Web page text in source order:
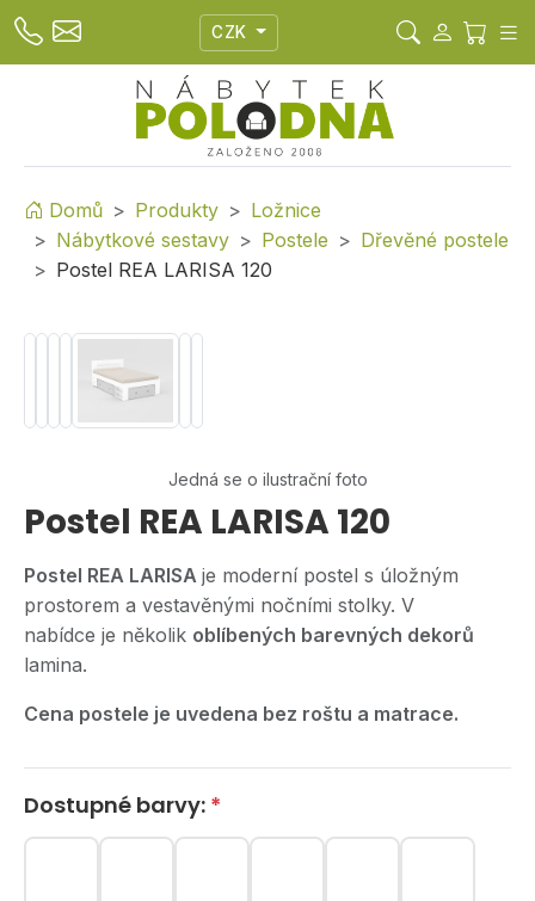
CZK
Domů Produkty
Ložnice
Nábytkové sestavy
Postele
Dřevěné postele
Postel REA LARISA 120
Jedná se o ilustrační foto
Postel REA LARISA 120
Postel REA LARISA je moderní postel s úložným
prostorem a vestavěnými nočními stolky. V
nabídce je několik oblíbených barevných dekorů
lamina.
Cena postele je uvedena bez roštu a matrace.
Dostupné barvy: *